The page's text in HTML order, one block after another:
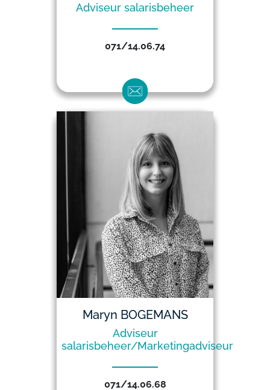
Adviseur salarisbeheer
071/14.06.74
Maryn BOGEMANS
Adviseur
salarisbeheer/Marketingadviseur
071/14.06.68